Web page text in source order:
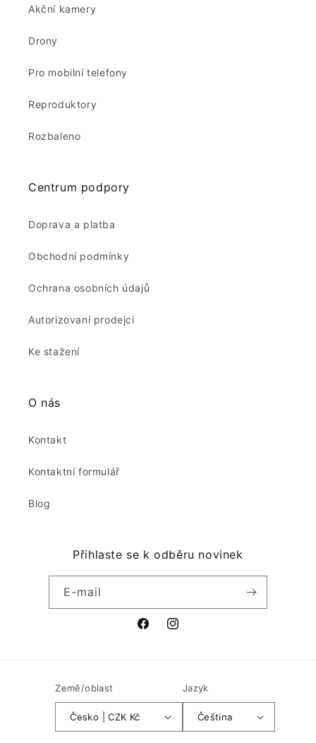
Akční kamery
Drony
Pro mobilní telefony
Reproduktory
Rozbaleno
Centrum podpory
Doprava a platba
Obchodní podmínky
Ochrana osobních údajů
Autorizovaní prodejci
Ke stažení
O nás
Kontakt
Kontaktní formulář
Blog
Přihlaste se k odběru novinek
E-mail
FacebookInstagram
Země/oblast
Česko | CZK Kč
Jazyk
Čeština